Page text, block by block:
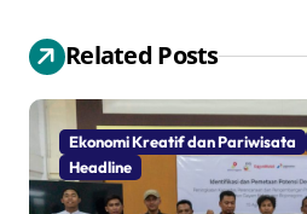
p
o
s
Related Posts
Ekonomi Kreatif dan Pariwisata
Headline